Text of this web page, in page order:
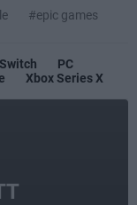
#epic games
PC
Xbox Series X